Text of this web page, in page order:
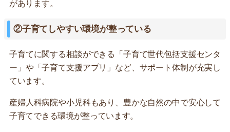
があります。
②子育てしやすい環境が整っている
子育てに関する相談ができる「子育て世代包括支援センタ
ー」や「子育て支援アプリ」など、サポート体制が充実し
ています。
産婦人科病院や小児科もあり、豊かな自然の中で安心して
子育てできる環境が整っています。